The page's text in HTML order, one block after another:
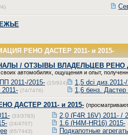
4)
РЕНО ДАСТЕР 2011- и 2015-
/ ОТЗЫВЫ ВЛАДЕЛЬЦЕВ РЕНО
автомобилях, ощущения и опыт,
2011-/2015- (15/924)
1,5 dci
(74/7476)
1,6 бенз. Дастер
ДАСТЕР 2011- и 2015-
(33/3783)
2,0 (F4R 16V) 2011- /
(24/4707) 1.6 (H4M-HR16) 2015-
(65/7443) Подкапотные